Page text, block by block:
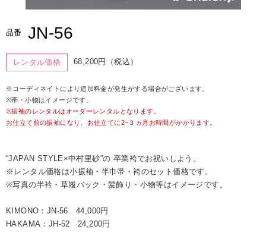
品番 JN-56
レンタル価格 68,200円（税込）
※コーディネイトにより追加料金が発生がする場合がございます。
※帯・小物はイメージです。
※振袖のレンタルはオーダーレンタルとなります。
お仕立て前の振袖になり、お仕立てに2~３ヵ月お時間がかかります。
“JAPAN STYLE×中村里砂”の 卒業袴でお祝いしよう。
※レンタル価格は小振袖・半巾帯・袴のセット価格です。
※写真の半衿・草履バック・髪飾り・小物等はイメージです。
KIMONO：JN-56 44,000円
HAKAMA：JH-52 24,200円